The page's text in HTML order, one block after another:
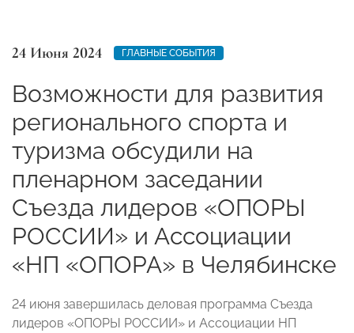
24 Июня 2024 ГЛАВНЫЕ СОБЫТИЯ
Возможности для развития
регионального спорта и
туризма обсудили на
пленарном заседании
Съезда лидеров «ОПОРЫ
РОССИИ» и Ассоциации
«НП «ОПОРА» в Челябинске
24 июня завершилась деловая программа Съезда
лидеров «ОПОРЫ РОССИИ» и Ассоциации НП